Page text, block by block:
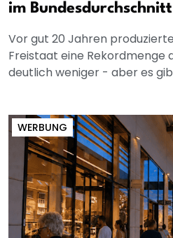
im Bundesdurchschnitt
Vor gut 20 Jahren
Freistaat eine Rekordmenge
deutlich weniger - aber es
WERBUNG